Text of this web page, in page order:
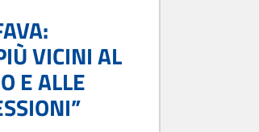
VICINI AL
E ALLE